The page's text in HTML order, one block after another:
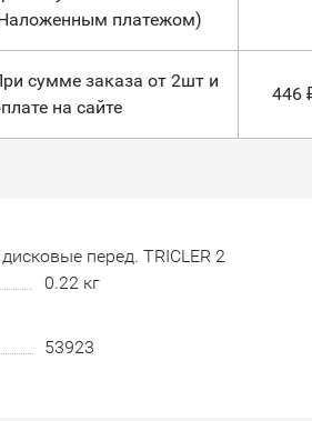
платежом)
сумме заказа от 2шт и
на сайте
446
перед. TRICLER 2
0.22 кг
53923